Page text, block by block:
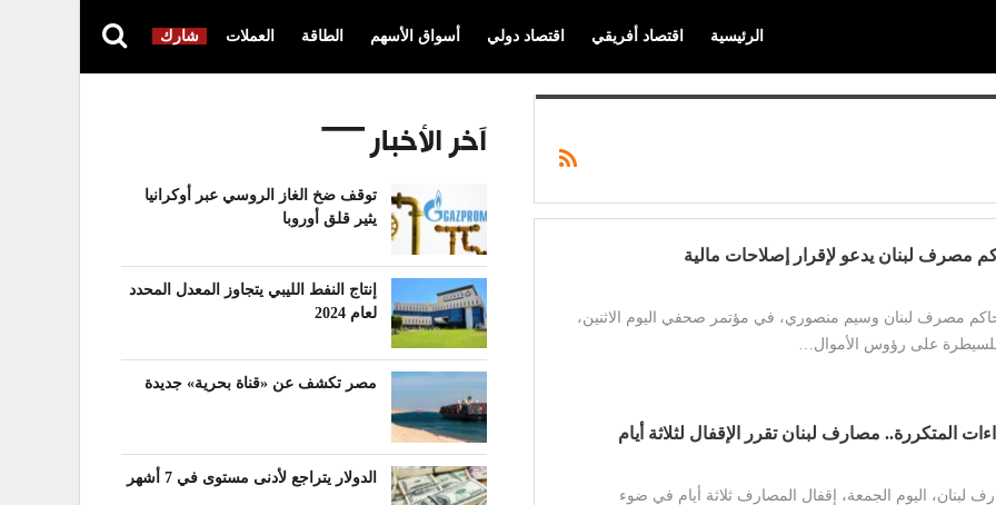
الرئيسية اقتصاد أفريقي اقتصاد دولي أسواق الأسهم الطاقة العملات شارك
مصرف لبنان يدعو لإقرار إصلاحات مالية
لحاكم مصرف لبنان وسيم منصوري، في مؤتمر صحفي اليوم الاثنين،
للسيطرة على رؤوس الأموال…
المتكررة.. مصارف لبنان تقرر الإقفال لثلاثة أيام
لبنان، اليوم الجمعة، إقفال المصارف ثلاثة أيام في ضوء
آخر الأخبار
توقف ضخ الغاز الروسي عبر أوكرانيا
يثير قلق أوروبا
إنتاج النفط الليبي يتجاوز المعدل المحدد
لعام 2024
مصر تكشف عن «قناة بحرية» جديدة
الدولار يتراجع لأدنى مستوى في 7 أشهر